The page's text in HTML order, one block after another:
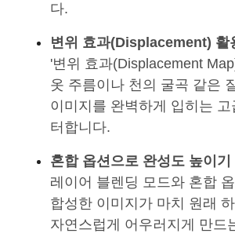
다.
변위 효과(Displacement) 활
'변위 효과(Displacement
옷 주름이나 천의 굴곡 같은
이미지를 완벽하게 입히는
터합니다.
혼합 옵션으로 완성도 높이기
레이어 블렌딩 모드와 혼합
합성한 이미지가 마치 원래
자연스럽게 어우러지게 만드